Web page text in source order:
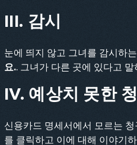
III. 감시
눈에 띄지 않고 그녀를 감시하
요.. 그녀가 다른 곳에 있다고
IV. 예상치 못한
신용카드 명세서에서 모르는
를 클릭하고 이에 대해 이야기